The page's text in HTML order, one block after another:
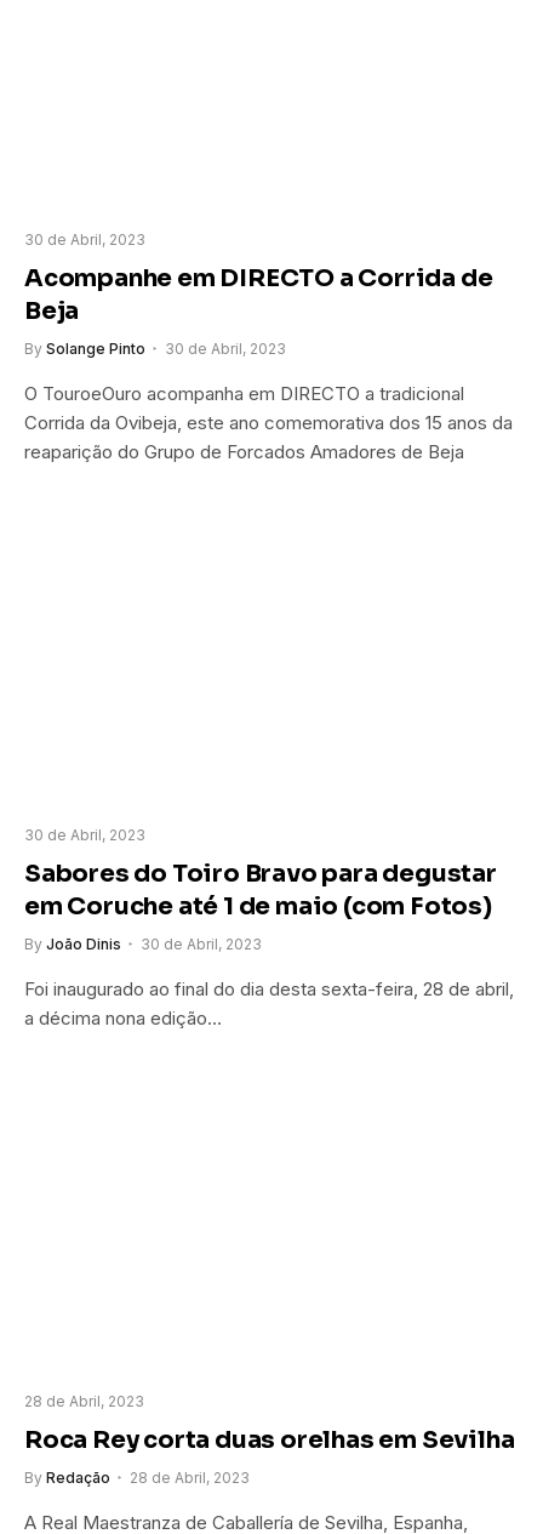
30 de Abril, 2023
Acompanhe em DIRECTO a Corrida de
Beja
By Solange Pinto 30 de Abril, 2023
O TouroeOuro acompanha em DIRECTO a tradicional
Corrida da Ovibeja, este ano comemorativa dos 15 anos da
reaparição do Grupo de Forcados Amadores de Beja
30 de Abril, 2023
Sabores do Toiro Bravo para degustar
em Coruche até 1 de maio (com Fotos)
By João Dinis 30 de Abril, 2023
Foi inaugurado ao final do dia desta sexta-feira, 28 de abril,
a décima nona edição…
28 de Abril, 2023
Roca Rey corta duas orelhas em Sevilha
By Redação 28 de Abril, 2023
A Real Maestranza de Caballería de Sevilha, Espanha,